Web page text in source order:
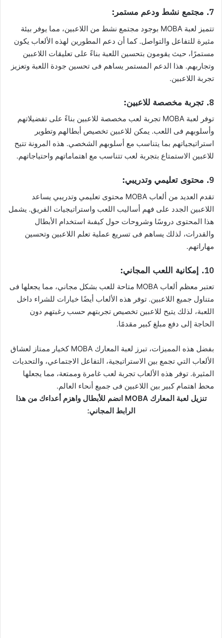
7. مجتمع نشط ودعم مستمر:
تتميز لعبة MOBA بوجود مجتمع نشط من اللاعبين، مما يوفر بيئة
مثيرة للتفاعل والتواصل. كما أن دعم المطورين لهذه الألعاب يكون
مستمرًا، حيث يقومون بتحسين اللعبة بناءً على تعليقات اللاعبين
وتجاربهم. هذا الدعم المستمر يساهم فى تحسين جودة اللعبة وتعزيز
تجربة اللاعبين.
8. تجربة مخصصة للاعبين:
توفر لعبة MOBA تجربة لعب مخصصة للاعبين بناءً على تفضيلاتهم
وأسلوبهم فى اللعب. يمكن للاعبين تخصيص أبطالهم وتطوير
استراتيجياتهم بما يتناسب مع أسلوبهم الشخصي. هذه المرونة تتيح
للاعبين الاستمتاع بتجربة لعب تتناسب مع اهتماماتهم واحتياجاتهم.
9. محتوى تعليمي وتدريبي:
تقدم العديد من ألعاب MOBA محتوى تعليمي وتدريبي يساعد
اللاعبين الجدد على فهم أساليب اللعب واستراتيجيات الفريق. يشمل
هذا المحتوى دروسًا وشروحات حول كيفىة استخدام الأبطال
والقدرات، لذلك يساهم فى تسريع عملية تعلم اللاعبين وتحسين
مهاراتهم.
10. إمكانية اللعب المجاني:
تعتبر معظم ألعاب MOBA متاحة للعب بشكل مجاني، مما يجعلها فى
متناول جميع اللاعبين. توفر هذه الألعاب أيضًا خيارات للشراء داخل
اللعبة، لذلك يتيح للاعبين تخصيص تجربتهم حسب رغبتهم دون
الحاجة إلى دفع مبلغ كبير مقدمًا.
بفضل هذه المميزات، تبرز لعبة المعارك MOBA كخيار ممتاز لعشاق
الألعاب التي تجمع بين الاستراتيجية، التفاعل الاجتماعي، والتحديات
المثيرة. توفر هذه الألعاب تجربة لعب غامرة وممتعة، مما يجعلها
محط اهتمام كبير بين اللاعبين فى جميع أنحاء العالم.
تنزيل لعبة المعارك MOBA انضم للأبطال واهزم أعداءك من هذا
الرابط المجاني: